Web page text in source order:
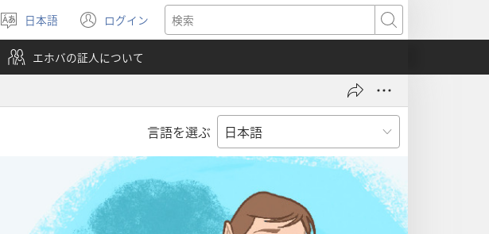
言
語
を
選
日本語 ログイン
（新
し
い
タ
で
検
索
エホバの証人について
言語を選ぶ